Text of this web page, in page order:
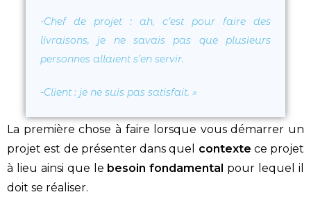
-Chef de projet : ah, c’est pour faire des
livraisons, je ne savais pas que plusieurs
personnes allaient s’en servir.
-Client : je ne suis pas satisfait. »
La première chose à faire lorsque vous démarrer un
projet est de présenter dans quel contexte ce projet
à lieu ainsi que le besoin fondamental pour lequel il
doit se réaliser.